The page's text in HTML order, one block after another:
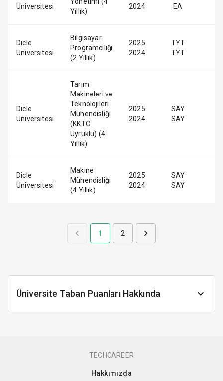
Üniversitesi
Yıllık)
2024
EA
Dicle
Üniversitesi
Bilgisayar
Programcılığı
(2 Yıllık)
2025
2024
TYT
TYT
Dicle
Üniversitesi
Tarım
Makineleri ve
Teknolojileri
Mühendisliği
(KKTC
Uyruklu) (4
Yıllık)
2025
2024
SAY
SAY
Dicle
Üniversitesi
Makine
Mühendisliği
(4 Yıllık)
2025
2024
SAY
SAY
1 2
Üniversite Taban Puanları Hakkında
TECHCAREER
Hakkımızda